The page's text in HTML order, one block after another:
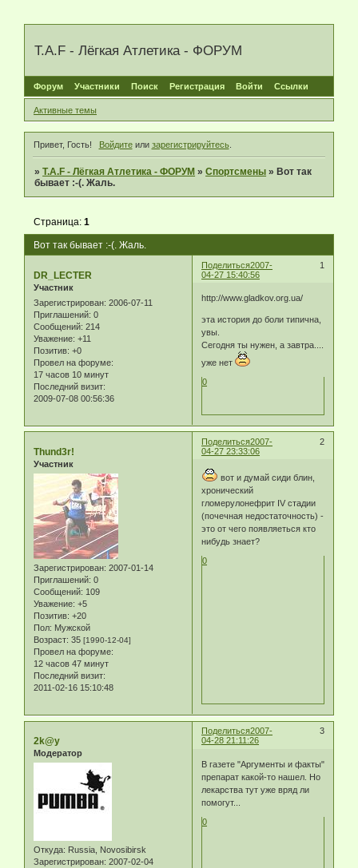
T.A.F - Лёгкая Атлетика - ФОРУМ
Форум Участники Поиск Регистрация Войти Ссылки
Активные темы
Привет, Гость! Войдитеили зарегистрируйтесь.
»T.A.F - Лёгкая Атлетика - ФОРУМ »Спортсмены » Вот так
бывает :-(. Жаль.
Вот так бывает :-(. Жаль.
Страница:1
Поделиться 1
2007-
04-27 15:40:56
DR_LECTER
Участник
Зарегистрирован: 2006-07-11
Приглашений: 0
Сообщений: 214
Уважение: +11
Позитив: +0
Провел на форуме:
17 часов 10 минут
Последний визит:
2009-07-08 00:56:36
http://www.gladkov.org.ua/
эта история до боли типична,
увы.
Сегодня ты нужен, а завтра....
уже нет
0
Поделиться 2
2007-
04-27 23:33:06
Thund3r!
Участник
Зарегистрирован: 2007-01-14
Приглашений: 0
Сообщений: 109
Уважение: +5
Позитив: +20
Пол: Мужской
Возраст: 35 [1990-12-04]
Провел на форуме:
12 часов 47 минут
Последний визит:
2011-02-16 15:10:48
вот и думай сиди блин,
хронический
гломерулонефрит IV стадии
(почечная недостаточность) -
это от чего появляеться кто
нибудь знает?
0
Поделиться 3
2007-
04-28 21:11:26
2k@y
Модератор
Откуда: Russia, Novosibirsk
Зарегистрирован: 2007-02-04
В газете "Аргументы и факты"
препарат какой-то нашел. Но
лекарства тут уже вряд ли
помогут...
0